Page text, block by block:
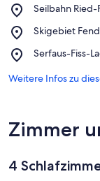
Seilbahn Ried-
Place,
Ried-
Skigebiet
Place,
Fendels
Serfaus-Fiss-
Place,
Fiss-
Weitere Infos zu
Zimmer
4